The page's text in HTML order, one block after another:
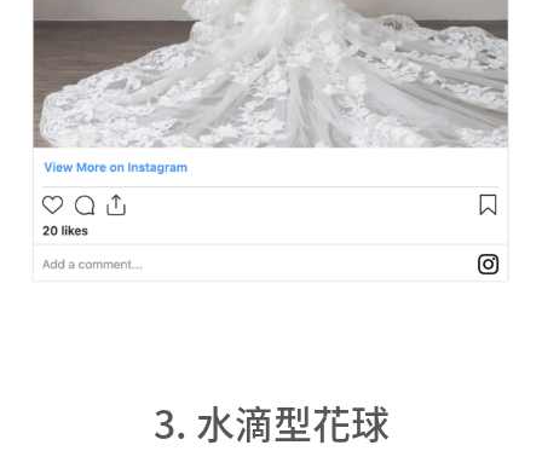
3. 水滴型花球